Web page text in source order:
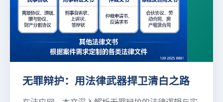
无罪辩护：用法律武器捍卫清白之路